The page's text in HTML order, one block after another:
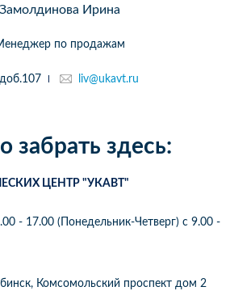
Замолдинова Ирина
по продажам
liv@ukavt.ru
забрать здесь:
ЦЕНТР "УКАВТ"
- 17.00 (Понедельник-Четверг) c 9.00 -
Комсомольский проспект дом 2